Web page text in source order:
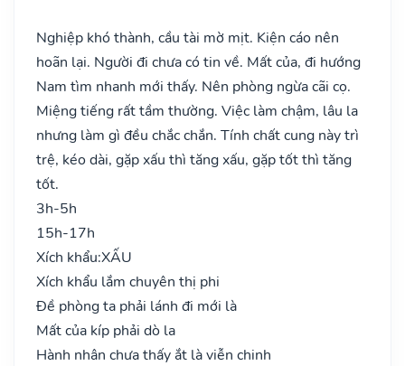
Nghiệp khó thành, cầu tài mờ mịt. Kiện cáo nên
hoãn lại. Người đi chưa có tin về. Mất của, đi hướng
Nam tìm nhanh mới thấy. Nên phòng ngừa cãi cọ.
Miệng tiếng rất tầm thường. Việc làm chậm, lâu la
nhưng làm gì đều chắc chắn. Tính chất cung này trì
trệ, kéo dài, gặp xấu thì tăng xấu, gặp tốt thì tăng
tốt.
3h-5h
15h-17h
Xích khẩu:XẤU
Xích khẩu lắm chuyên thị phi
Đề phòng ta phải lánh đi mới là
Mất của kíp phải dò la
Hành nhân chưa thấy ắt là viễn chinh